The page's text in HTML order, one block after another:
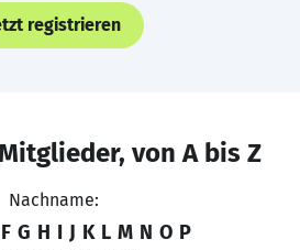
registrieren
von A bis Z
Nachname:
F G H I J K L M N O P